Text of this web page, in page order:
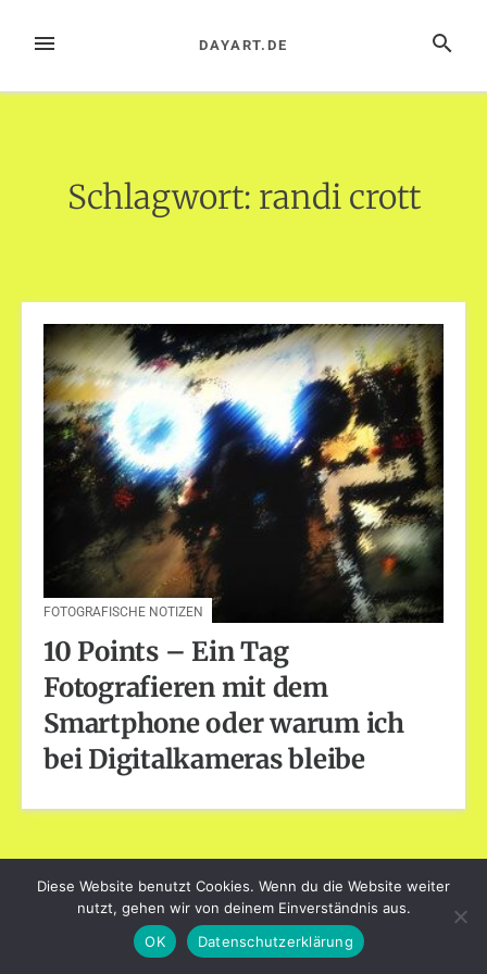
InhaltMENÜ SUCHE
DAYART.DE
Schlagwort: randi crott
FOTOGRAFISCHE NOTIZEN
10 Points – Ein Tag
Fotografieren mit dem
Smartphone oder warum ich
bei Digitalkameras bleibe
dayart.de
Stolz präsentiert von WordPress|Theme: Loose von
BlogOnYourOwn.com.
Diese Website benutzt Cookies. Wenn du die Website weiter
nutzt, gehen wir von deinem Einverständnis aus.
OK
Datenschutzerklärung